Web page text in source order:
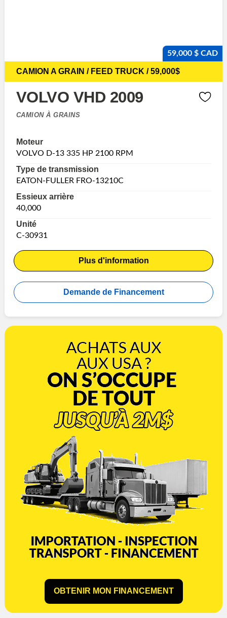
59,000 $ CAD
CAMION A GRAIN / FEED TRUCK / 59,000$
VOLVO VHD 2009
CAMION À GRAINS
Moteur
VOLVO D-13 335 HP 2100 RPM
Type de transmission
EATON-FULLER FRO-13210C
Essieux arrière
40,000
Unité
C-30931
Plus d'information
Demande de Financement
OBTENIR MON FINANCEMENT